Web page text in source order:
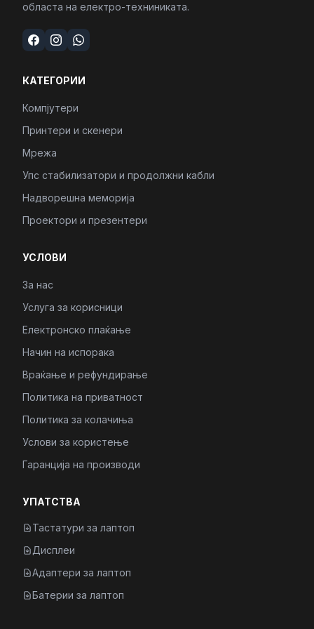
областа на електро-техниниката.
КАТЕГОРИИ
Компјутери
Принтери и скенери
Мрежа
Упс стабилизатори и продолжни кабли
Надворешна меморија
Проектори и презентери
УСЛОВИ
За нас
Услуга за корисници
Електронско плаќање
Начин на испорака
Враќање и рефундирање
Политика на приватност
Политика за колачиња
Услови за користење
Гаранција на производи
УПАТСТВА
Тастатури за лаптоп
Дисплеи
Адаптери за лаптоп
Батерии за лаптоп